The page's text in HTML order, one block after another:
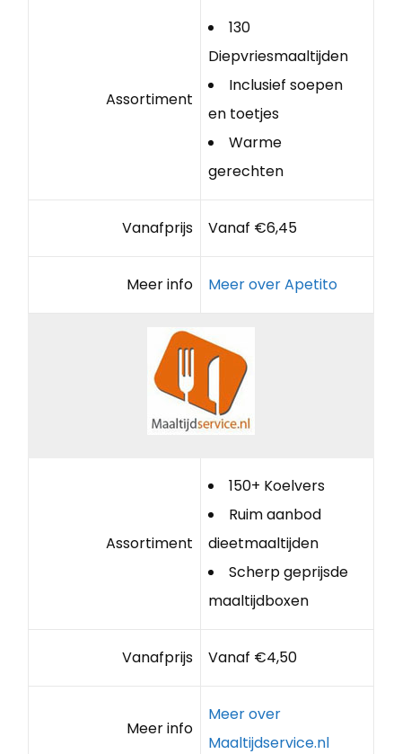
Assortiment
130
Diepvriesmaaltijden
Inclusief soepen
en toetjes
Warme
gerechten
Vanafprijs Vanaf €6,45
Meer info Meer over Apetito
Assortiment
150+ Koelvers
Ruim aanbod
dieetmaaltijden
Scherp geprijsde
maaltijdboxen
Vanafprijs Vanaf €4,50
Meer info
Meer over
Maaltijdservice.nl